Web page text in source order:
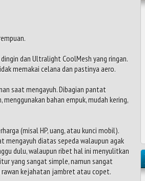
dan Ultralight CoolMesh yang ringan.
memakai celana dan pastinya aero.
saat mengayuh. Dibagian pantat
bahan empuk, mudah kering,
(misal HP, uang, atau kunci mobil).
mengayuh diatas sepeda walaupun agak
dulu, walaupun ribet hal ini menyulitkan
yang sangat simple, namun sangat
kejahatan jambret atau copet.